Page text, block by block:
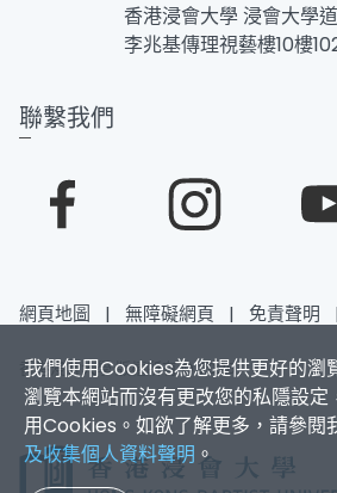
我們使用Cookies為您提供更好的瀏
瀏覽本網站而沒有更改您的私隱設
用Cookies。如欲了解更多，請參閱
及收集個人資料聲明 。
香港浸會大學 浸會大學
李兆基傳理視藝樓10樓
聯繫我們
網頁地圖 | 無障礙網頁 | 免責聲明 |
香港浸會大學 版權所有 © 2026